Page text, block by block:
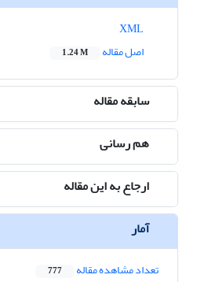
اصل مقاله
1.24 M
سابقه مقاله
هم رسانی
ارجاع به این مقاله
آمار
تعداد مشاهده مقاله 777